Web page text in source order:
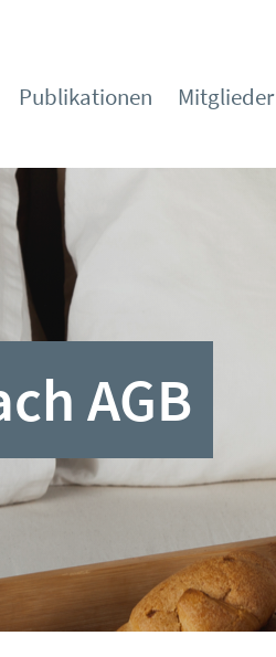
Publikationen Mitglieder
AGB